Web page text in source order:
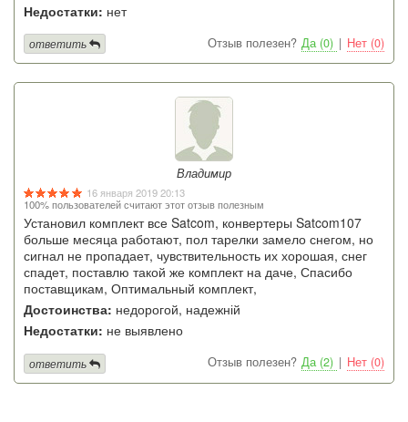
Недостатки: нет
Отзыв полезен? Да (0) | Нет (0)
ответить
Владимир
16 января 2019 20:13
100% пользователей считают этот отзыв полезным
Установил комплект все Satcom, конвертеры Satcom107
больше месяца работают, пол тарелки замело снегом, но
сигнал не пропадает, чувствительность их хорошая, снег
спадет, поставлю такой же комплект на даче, Спасибо
поставщикам, Оптимальный комплект,
Достоинства: недорогой, надежній
Недостатки: не выявлено
Отзыв полезен? Да (2) | Нет (0)
ответить